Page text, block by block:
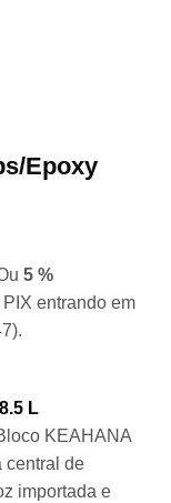
Epoxy
5 %
entrando em
L
KEAHANA
central de
importada e